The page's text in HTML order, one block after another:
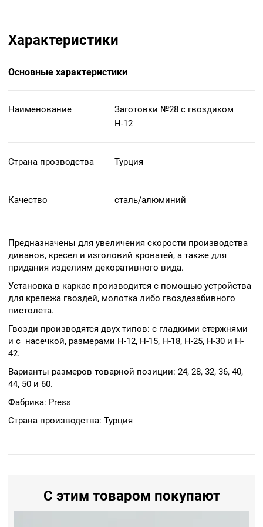
Характеристики
Основные характеристики
Наименование
Заготовки №28 с гвоздиком
Н-12
Страна прозводства Турция
Качество сталь/алюминий
Предназначены для увеличения скорости производства
диванов, кресел и изголовий кроватей, а также для
придания изделиям декоративного вида.
Установка в каркас производится с помощью устройства
для крепежа гвоздей, молотка либо гвоздезабивного
пистолета.
Гвозди производятся двух типов: с гладкими стержнями
и с насечкой, размерами H-12, H-15, H-18, H-25, H-30 и H-
42.
Варианты размеров товарной позиции: 24, 28, 32, 36, 40,
44, 50 и 60.
Фабрика: Press
Страна производства: Турция
С этим товаром покупают